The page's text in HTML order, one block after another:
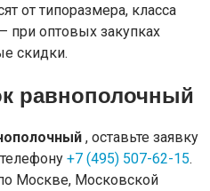
от типоразмера, класса
при оптовых закупках
скидки.
равнополочный
, оставьте заявку
+7 (495) 507-62-15.
Москве, Московской